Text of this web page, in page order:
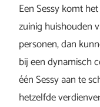
Een Sessy komt
zuinig huishouden
personen, dan
bij een dynamisch
één Sessy aan te
hetzelfde